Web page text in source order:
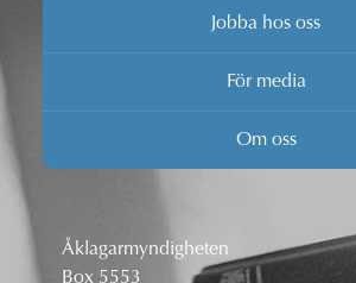
Jobba hos oss
För media
Om oss
Åklagarmyndigheten
Box 5553